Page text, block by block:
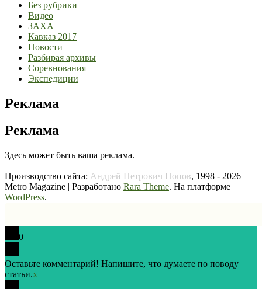
Без рубрики
Видео
ЗАХА
Кавказ 2017
Новости
Разбирая архивы
Соревнования
Экспедиции
Реклама
Реклама
Здесь может быть ваша реклама.
Производство сайта: Андрей Петрович Попов, 1998 - 2026
Metro Magazine | Разработано Rara Theme. На платформе
WordPress.
0
Оставьте комментарий! Напишите, что думаете по поводу
статьи.x